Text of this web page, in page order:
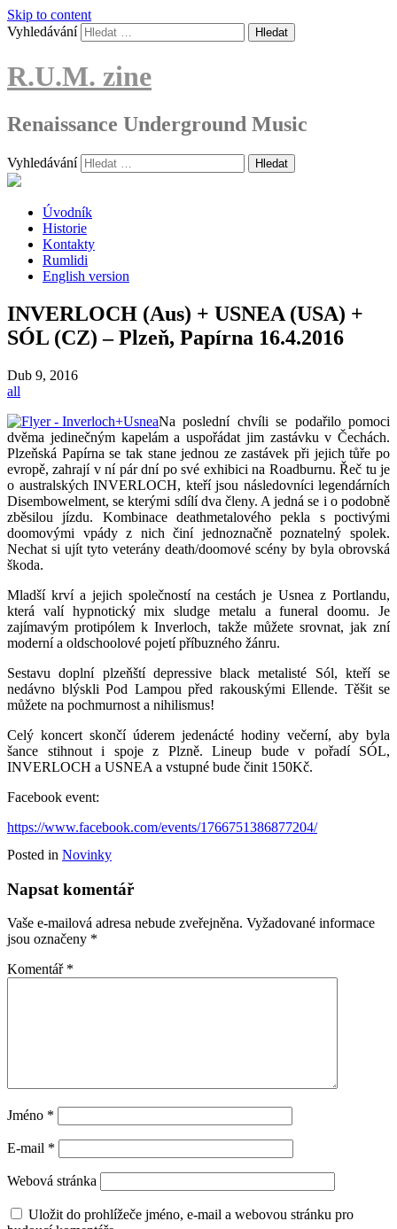
Skip to content
Vyhledávání
R.U.M. zine
Renaissance Underground Music
Vyhledávání
Úvodník
Historie
Kontakty
Rumlidi
English version
INVERLOCH (Aus) + USNEA (USA) +
SÓL (CZ) – Plzeň, Papírna 16.4.2016
Dub 9, 2016
all
Na poslední chvíli se podařilo pomoci
dvěma jedinečným kapelám a uspořádat jim zastávku v Čechách.
Plzeňská Papírna se tak stane jednou ze zastávek při jejich tůře po
evropě, zahrají v ní pár dní po své exhibici na Roadburnu. Řeč tu je
o australských INVERLOCH, kteří jsou následovníci legendárních
Disembowelment, se kterými sdílí dva členy. A jedná se i o podobně
zběsilou jízdu. Kombinace deathmetalového pekla s poctivými
doomovými vpády z nich činí jednoznačně poznatelný spolek.
Nechat si ujít tyto veterány death/doomové scény by byla obrovská
škoda.
Mladší krví a jejich společností na cestách je Usnea z Portlandu,
která valí hypnotický mix sludge metalu a funeral doomu. Je
zajímavým protipólem k Inverloch, takže můžete srovnat, jak zní
moderní a oldschoolové pojetí příbuzného žánru.
Sestavu doplní plzeňští depressive black metalisté Sól, kteří se
nedávno blýskli Pod Lampou před rakouskými Ellende. Těšit se
můžete na pochmurnost a nihilismus!
Celý koncert skončí úderem jedenácté hodiny večerní, aby byla
šance stihnout i spoje z Plzně. Lineup bude v pořadí SÓL,
INVERLOCH a USNEA a vstupné bude činit 150Kč.
Facebook event:
https://www.facebook.com/events/1766751386877204/
Posted in Novinky
Napsat komentář
Vaše e-mailová adresa nebude zveřejněna. Vyžadované informace
jsou označeny *
Komentář *
Jméno *
E-mail *
Webová stránka
Uložit do prohlížeče jméno, e-mail a webovou stránku pro